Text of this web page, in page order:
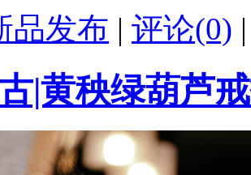
品发布 | 评论(0)
|黄秧绿葫芦